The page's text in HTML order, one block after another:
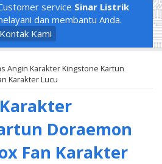
service Sinar Listrik
dan membantu Anda.
Kontak Kami
Angin Karakter Kingstone Kartun
Karakter Lucu
Doraemon
Fan Karakter